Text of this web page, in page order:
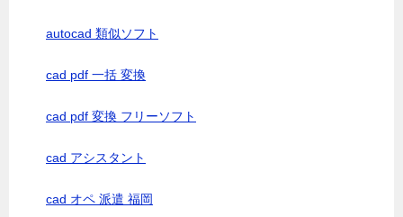
autocad 類似ソフト
cad pdf 一括 変換
cad pdf 変換 フリーソフト
cad アシスタント
cad オペ 派遣 福岡